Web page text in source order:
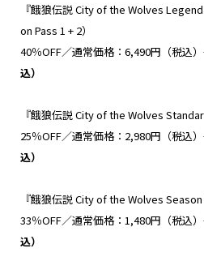
『餓狼伝説 City of the Wolves
on Pass 1 + 2）
40％OFF／通常価格：6,490円（税込
込）
『餓狼伝説 City of the Wolves
25％OFF／通常価格：2,980円（税込
込）
『餓狼伝説 City of the Wolves
33％OFF／通常価格：1,480円（税込
込）